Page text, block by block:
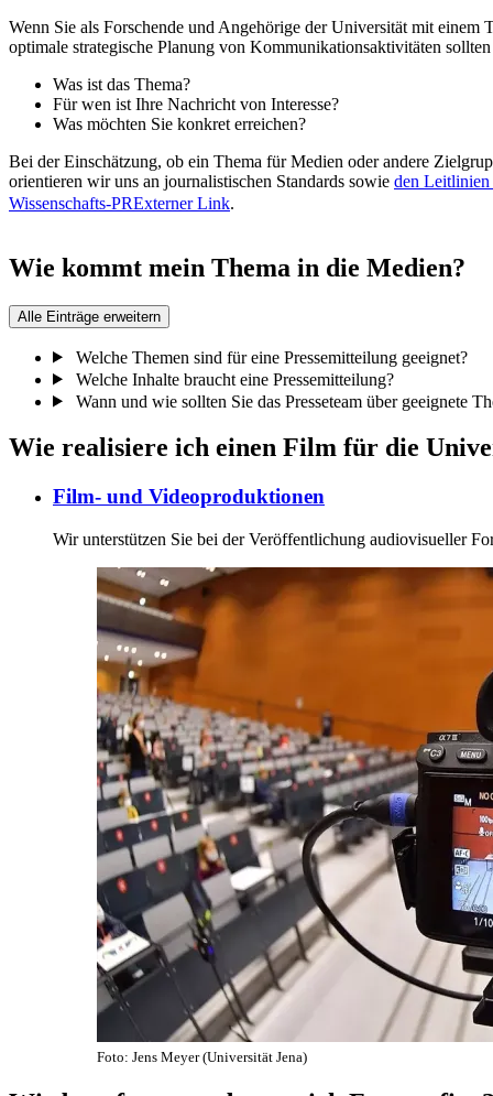
Wenn Sie als Forschende und Angehörige der Universität mit
optimale strategische Planung von Kommunikationsaktivitäten
Was ist das Thema?
Für wen ist Ihre Nachricht von Interesse?
Was möchten Sie konkret erreichen?
Bei der Einschätzung, ob ein Thema für Medien oder andere
orientieren wir uns an journalistischen Standards sowie den Leitlinien
Wissenschafts-PRExterner Link.
Wie kommt mein Thema in die Medien?
Alle Einträge erweitern
Welche Themen sind für eine Pressemitteilung geeignet?
Welche Inhalte braucht eine Pressemitteilung?
Wann und wie sollten Sie das Presseteam über geeignete
Wie realisiere ich einen Film für die
Film- und Videoproduktionen
Wir unterstützen Sie bei der Veröffentlichung audiovisueller
Foto: Jens Meyer (Universität Jena)